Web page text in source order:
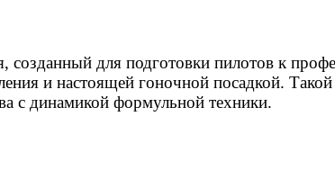
для подготовки пилотов к
и настоящей гоночной посадкой.
с динамикой формульной техники.